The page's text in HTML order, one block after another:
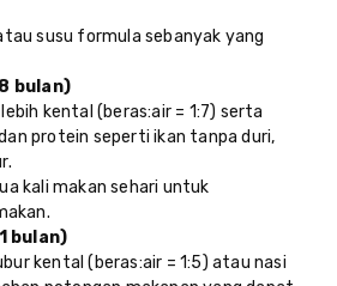
susu formula sebanyak yang
bulan)
kental (beras:air = 1:7) serta
protein seperti ikan tanpa duri,
kali makan sehari untuk
bulan)
kental (beras:air = 1:5) atau nasi